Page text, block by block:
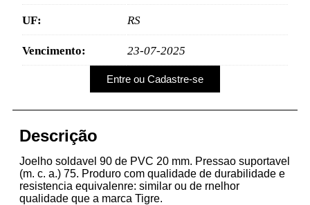
UF: RS
Vencimento: 23-07-2025
Entre ou Cadastre-se
Descrição
Joelho soldavel 90 de PVC 20 mm. Pressao suportavel
(m. c. a.) 75. Produro com qualidade de durabilidade e
resistencia equivalenre: similar ou de rnelhor
qualidade que a marca Tigre.